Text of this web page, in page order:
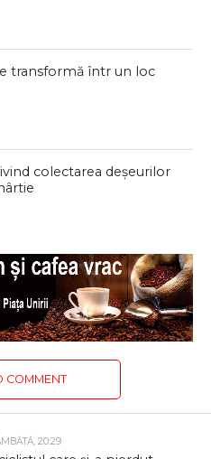
transformă într un loc
colectarea deșeurilor
COMMENT
20:29